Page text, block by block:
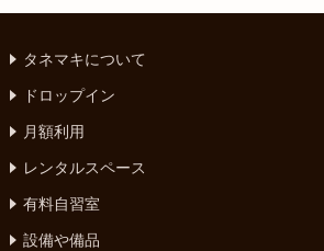
タネマキについて
ドロップイン
月額利用
レンタルスペース
有料自習室
設備や備品